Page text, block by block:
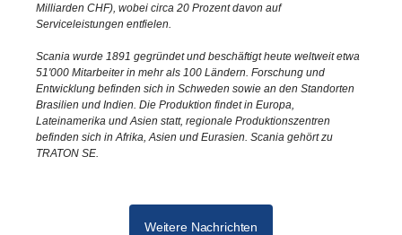
Milliarden CHF), wobei circa 20 Prozent davon auf
Serviceleistungen entfielen.
Scania wurde 1891 gegründet und beschäftigt heute weltweit etwa
51'000 Mitarbeiter in mehr als 100 Ländern. Forschung und
Entwicklung befinden sich in Schweden sowie an den Standorten
Brasilien und Indien. Die Produktion findet in Europa,
Lateinamerika und Asien statt, regionale Produktionszentren
befinden sich in Afrika, Asien und Eurasien. Scania gehört zu
TRATON SE.
Weitere Nachrichten